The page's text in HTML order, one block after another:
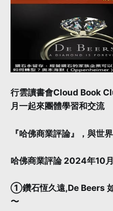
行雲讀書會Cloud Book
月一起來團體學習和交流
『哈佛商業評論』，與世
哈佛商業評論 2024年10
①鑽石恆久遠,De Beers
〜